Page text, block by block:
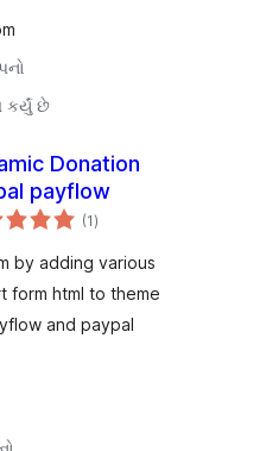
કર્યું છે
Donation
payflow
(1કુલ
રેટિંગ્સ
)
by adding various
form html to theme
and paypal